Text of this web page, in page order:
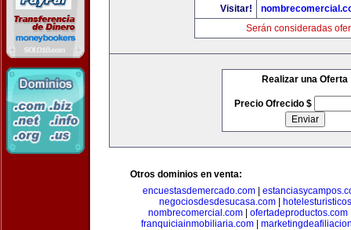
Visitar!
Serán consideradas
Realizar una Oferta
Precio Ofrecido $
Otros dominios en venta:
encuestasdemercado.com
negociosdesdesucasa.com
nombrecomercial.com
ofertadeproductos.com
franquiciainmobiliaria.com